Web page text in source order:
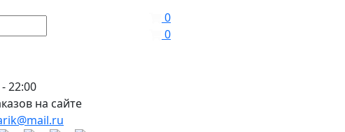
0
0
22:00
на сайте